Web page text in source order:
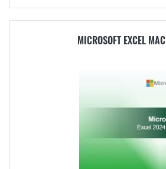
MICROSOFT EXCEL